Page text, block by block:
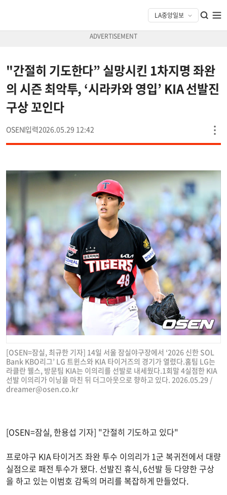
"간절히 기도한다” 실망시킨 1차지명 좌완
의 시즌 최악투, ‘시라카와 영입’ KIA 선발진
구상 꼬인다
OSEN 2026.05.29 12:42
[OSEN=잠실, 최규한 기자] 14일 서울 잠실야구장에서 ‘2026 신한 SOL
Bank KBO리그’ LG 트윈스와 KIA 타이거즈의 경기가 열렸다.홈팀 LG는
라클란 웰스, 방문팀 KIA는 이의리를 선발로 내세웠다.1회말 4실점한 KIA
선발 이의리가 이닝을 마친 뒤 더그아웃으로 향하고 있다. 2026.05.29 /
dreamer@osen.co.kr
[OSEN=잠실, 한용섭 기자] "간절히 기도하고 있다"
프로야구 KIA 타이거즈 좌완 투수 이의리가 1군 복귀전에서 대량
실점으로 패전 투수가 됐다. 선발진 휴식, 6선발 등 다양한 구상
을 하고 있는 이범호 감독의 머리를 복잡하게 만들었다.